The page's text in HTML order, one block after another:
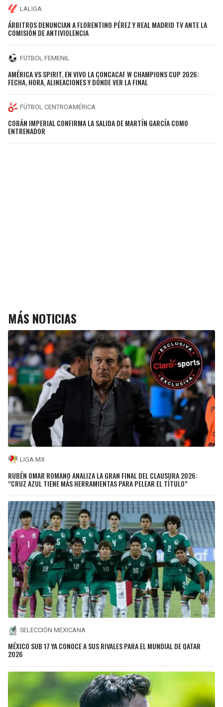
LALIGA
ÁRBITROS DENUNCIAN A FLORENTINO PÉREZ Y REAL MADRID TV ANTE LA
COMISIÓN DE ANTIVIOLENCIA
FÚTBOL FEMENIL
AMÉRICA VS SPIRIT, EN VIVO LA CONCACAF W CHAMPIONS CUP 2026:
FECHA, HORA, ALINEACIONES Y DÓNDE VER LA FINAL
FÚTBOL CENTROAMÉRICA
COBÁN IMPERIAL CONFIRMA LA SALIDA DE MARTÍN GARCÍA COMO
ENTRENADOR
MÁS NOTICIAS
LIGA MX
RUBÉN OMAR ROMANO ANALIZA LA GRAN FINAL DEL CLAUSURA 2026:
“CRUZ AZUL TIENE MÁS HERRAMIENTAS PARA PELEAR EL TÍTULO”
SELECCIÓN MEXICANA
MÉXICO SUB 17 YA CONOCE A SUS RIVALES PARA EL MUNDIAL DE QATAR
2026